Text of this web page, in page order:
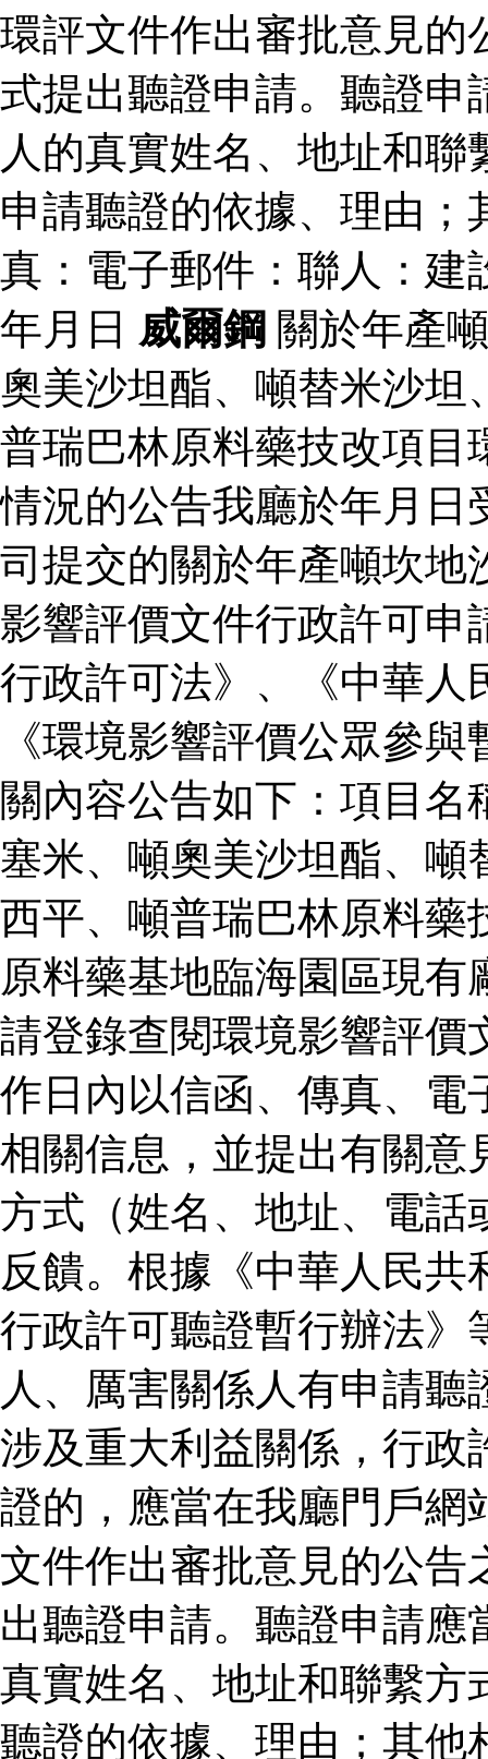
環評文件作出審批意見的
式提出聽證申請。聽證申
人的真實姓名、地址和
申請聽證的依據、理由
真：電子郵件：聯人：建
年月日 威爾鋼 關於年產
奧美沙坦酯、噸替米沙坦
普瑞巴林原料藥技改項目
情況的公告我廳於年月日
司提交的關於年產噸坎地
影響評價文件行政許可申
行政許可法》、《中華人
《環境影響評價公眾參
關內容公告如下：項目
塞米、噸奧美沙坦酯、噸
西平、噸普瑞巴林原料藥
原料藥基地臨海園區現
請登錄查閱環境影響評價
作日內以信函、傳真、電
相關信息，並提出有關意
方式（姓名、地址、電話
反饋。根據《中華人民
行政許可聽證暫行辦法》
人、厲害關係人有申請
涉及重大利益關係，行政
證的，應當在我廳門戶網
文件作出審批意見的公告
出聽證申請。聽證申請
真實姓名、地址和聯繫方
聽證的依據、理由；其他